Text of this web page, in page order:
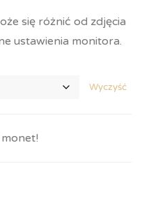
się różnić od zdjęcia
ustawienia monitora.
Wyczyść
monet!